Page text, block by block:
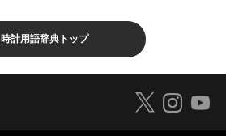
時計用語辞典トップ